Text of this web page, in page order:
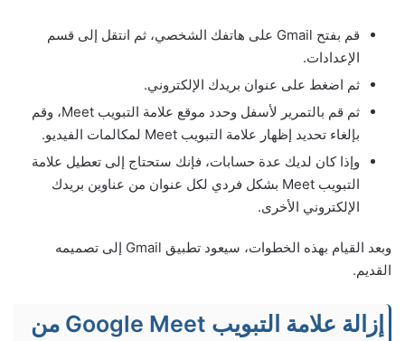
قم بفتح Gmail على هاتفك الشخصي، ثم انتقل إلى قسم
الإعدادات.
ثم اضغط على عنوان بريدك الإلكتروني.
ثم قم بالتمرير لأسفل وحدد موقع علامة التبويب Meet، وقم
بإلغاء تحديد إظهار علامة التبويب Meet لمكالمات الفيديو.
وإذا كان لديك عدة حسابات، فإنك ستحتاج إلى تعطيل علامة
التبويب Meet بشكل فردي لكل عنوان من عناوين بريدك
الإلكتروني الأخرى.
وبعد القيام بهذه الخطوات، سيعود تطبيق Gmail إلى تصميمه
القديم.
إزالة علامة التبويب Google Meet من